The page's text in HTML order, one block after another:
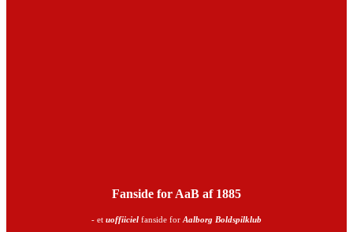
Fanside for AaB af 1885
- et uoffiiciel fanside for Aalborg Boldspilklub